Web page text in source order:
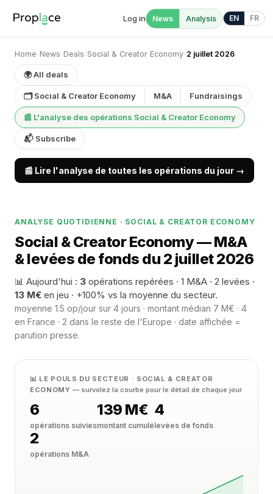
Log in News Analysis EN FR
Home› News› Deals› Social & Creator Economy› 2 juillet 2026
🌍 All deals
🗂 Social & Creator Economy M&A Fundraisings
📰 L'analyse des opérations Social & Creator Economy
📬 Subscribe
📰 Lire l'analyse de toutes les opérations du jour →
ANALYSE QUOTIDIENNE · SOCIAL & CREATOR ECONOMY
Social & Creator Economy — M&A
& levées de fonds du 2 juillet 2026
📊 Aujourd'hui : 3 opérations repérées · 1 M&A · 2 levées ·
13 M€ en jeu · +100% vs la moyenne du secteur.
moyenne 1.5 op/jour sur 4 jours · montant médian 7 M€ · 4
en France · 2 dans le reste de l'Europe · date affichée =
parution presse.
📊 LE POULS DU SECTEUR · SOCIAL & CREATOR
ECONOMY— survolez la courbe pour le détail de chaque jour
6
opérations suivies
139 M€
montant cumulé
4
levées de fonds
2
opérations M&A